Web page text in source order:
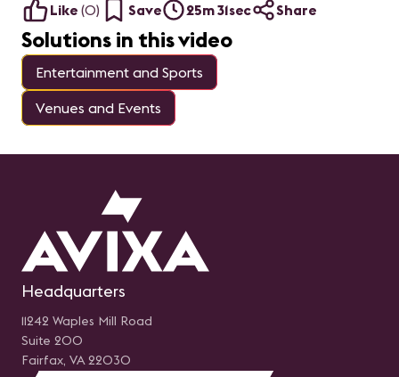
creatividad para generar
propuestas nunca antes
negocios que aún no han
Like (0) Save 25m 31sec Share
Solutions in this video
Entertainment and Sports
Venues and Events
Headquarters
11242 Waples Mill Road
Suite 200
Fairfax, VA 22030